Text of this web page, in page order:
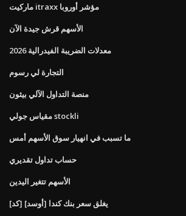
ماركيت itraxx مؤشر أوروبا
الأسهم قرش جيدة الآن
معدلات الضريبة الفيدرالية 2026
التجارة لي رسوم
منصة التداول الآلي بيثون
مقياس جولي stockli
ما تسبب في انهيار سوق الأسهم أمس
حساب تداول تقديري
الأسهم تتغير اليدين
[كد] [أوسد] يغلق سعر بنك كندا